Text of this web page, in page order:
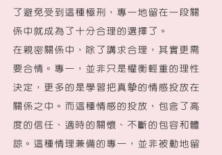
了避免受到這種極刑，專一地留在一段關
係中就成為了十分合理的選擇了。
在親密關係中，除了講求合理，其實更需
要合情。專一，並非只是權衡輕重的理性
決定，更多的是學習把真摰的情感投放在
關係之中。而這種情感的投放，包含了高
度的信任、適時的關懷、不斷的包容和體
諒。這種情理兼備的專一，並非被動地留